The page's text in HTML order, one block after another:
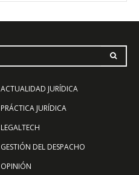
ACTUALIDAD JURÍDICA
PRÁCTICA JURÍDICA
LEGALTECH
GESTIÓN DEL DESPACHO
OPINIÓN